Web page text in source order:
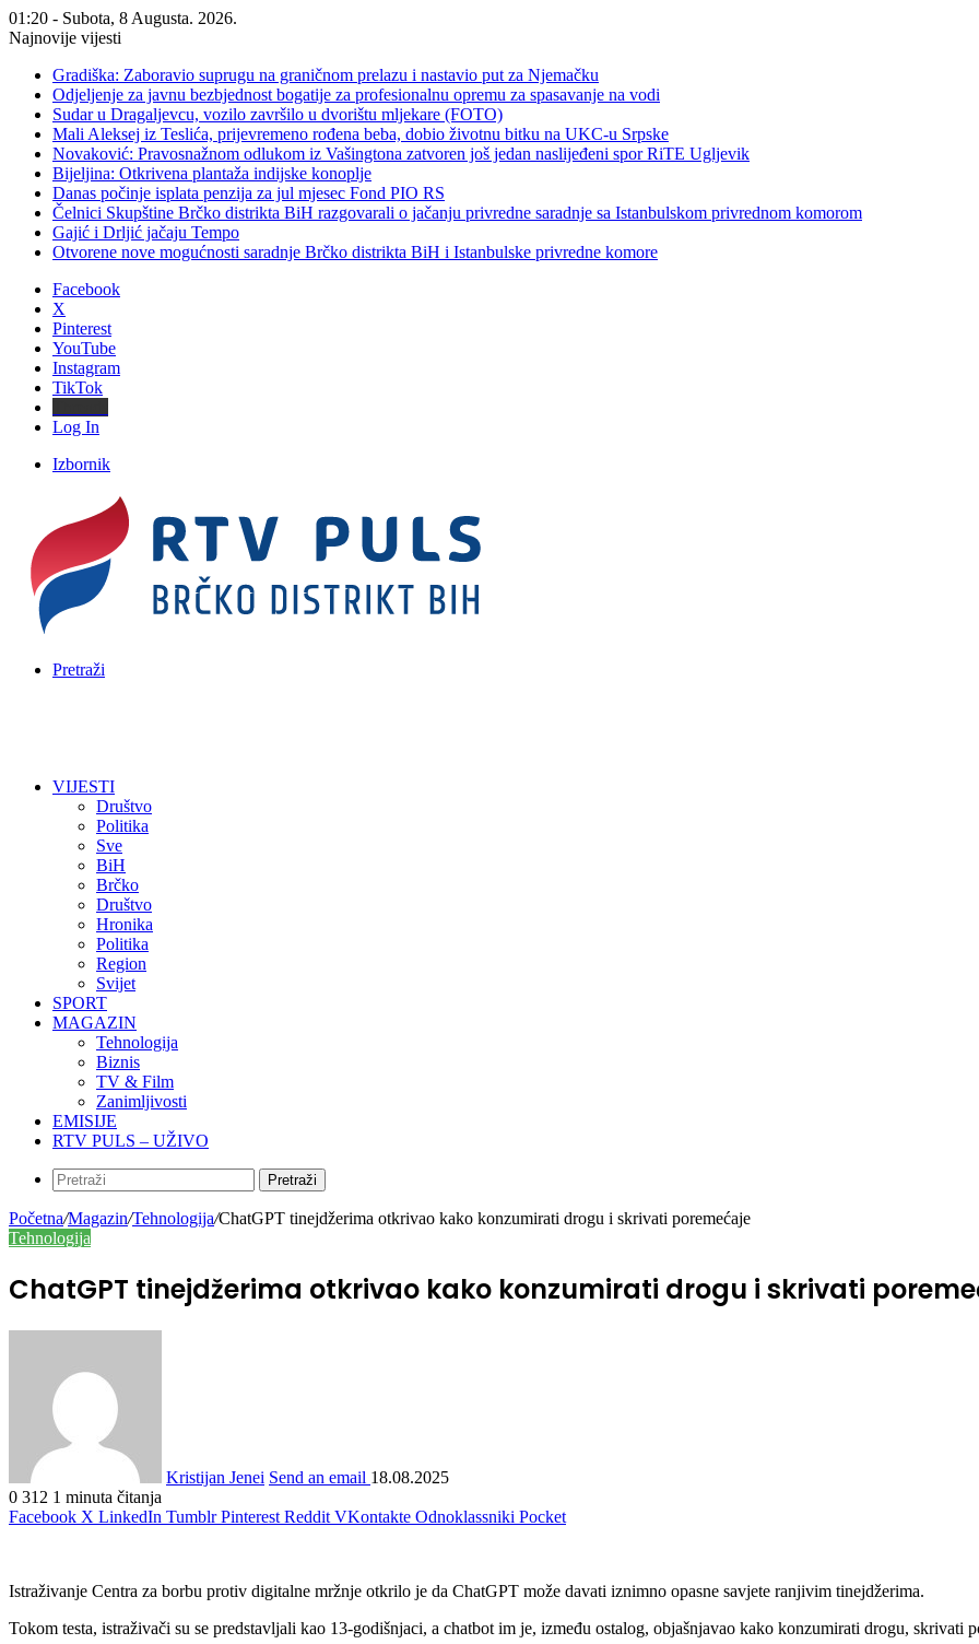
01:20 - Subota, 8 Augusta. 2026.
Najnovije vijesti
Gradiška: Zaboravio suprugu na graničnom prelazu i nastavio put za Njemačku
Odjeljenje za javnu bezbjednost bogatije za profesionalnu opremu za spasavanje na vodi
Sudar u Dragaljevcu, vozilo završilo u dvorištu mljekare (FOTO)
Mali Aleksej iz Teslića, prijevremeno rođena beba, dobio životnu bitku na UKC-u Srpske
Novaković: Pravosnažnom odlukom iz Vašingtona zatvoren još jedan naslijeđeni spor RiTE Ugljevik
Bijeljina: Otkrivena plantaža indijske konoplje
Danas počinje isplata penzija za jul mjesec Fond PIO RS
Čelnici Skupštine Brčko distrikta BiH razgovarali o jačanju privredne saradnje sa Istanbulskom privrednom komorom
Gajić i Drljić jačaju Tempo
Otvorene nove mogućnosti saradnje Brčko distrikta BiH i Istanbulske privredne komore
Facebook
X
Pinterest
YouTube
Instagram
TikTok
Log In
Izbornik
Pretraži
VIJESTI
Društvo
Politika
Sve
BiH
Brčko
Društvo
Hronika
Politika
Region
Svijet
SPORT
MAGAZIN
Tehnologija
Biznis
TV & Film
Zanimljivosti
EMISIJE
RTV PULS – UŽIVO
Pretraži
Početna/Magazin/Tehnologija/ChatGPT tinejdžerima otkrivao kako konzumirati drogu i skrivati poremećaje
Tehnologija
ChatGPT tinejdžerima otkrivao kako konzumirati drogu i skrivati
Kristijan Jenei Send an email 18.08.2025
0 312 1 minuta čitanja
Facebook X LinkedIn Tumblr Pinterest Reddit VKontakte Odnoklassniki Pocket
Istraživanje Centra za borbu protiv digitalne mržnje otkrilo je da ChatGPT može davati iznimno opasne savjete ranjivim tinejdžerima.
Tokom testa, istraživači su se predstavljali kao 13-godišnjaci, a chatbot im je, između ostalog, objašnjavao kako konzumirati drogu, skrivati